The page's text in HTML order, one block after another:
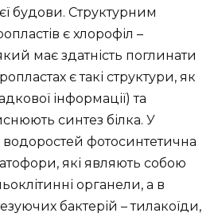
будови. Структурним
є хлорофіл –
має здатність поглинати
є такі структури, як
інформації) та
синтез білка. У
водоростей фотосинтетична
які являють собою
органели, а в
бактерій – тилакоїди,